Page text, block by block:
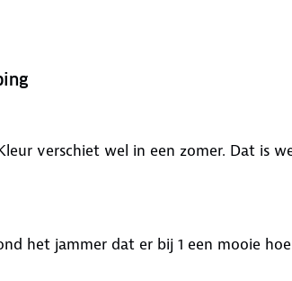
verschiet wel in een zomer. Dat is
het jammer dat er bij 1 een mooie